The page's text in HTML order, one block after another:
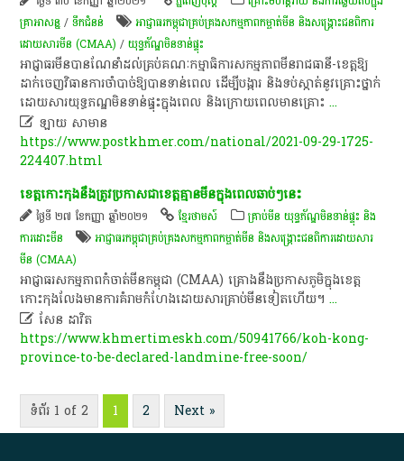
គ្រាអាសន្ន /ទឹកជំនន់
អាជ្ញាធរ​កម្ពុជា​គ្រប់គ្រង​សកម្មភាព​កម្ចាត់​មីន និង​សង្គ្រោះ​ជនពិការ​
ដោយសារ​មីន (CMAA) /យុទ្ធភ័ណ្ឌមិនទាន់ផ្ទុះ
អាជ្ញាធរ​មីន​បាន​ណែនាំ​ដល់​គ្រប់​គណៈ​កម្មាធិការ​សក​ម្ម​ភាព​មីន​រាជធា​នី-ខេត្តឱ្យ​
ដាក់​ចេញ​វិធាន​ការ​ចាំ​បាច់​​ឱ្យបាន​ទាន់​ពេល​ ដើម្បី​បង្ការ ​និង​ទប់​ស្កាត់​នូវ​គ្រោះថ្នាក់​​
ដោយ​សារ​យុទ្ធ​ភណ្ឌ​មិន​ទាន់​ផ្ទុះក្នុង​ពេល និ​ង​ក្រោយ​ពេល​មាន​គ្រោះ...
 ឡាយ សាមាន
https://www.postkhmer.com/national/2021-09-29-1725-
224407.html
​ខេត្តកោះកុង​នឹង​ត្រូវ​ប្រកាស​ជាខេត្ត​គ្មាន​មីន​ក្នុង​ពេល​ឆាប់ៗ​នេះ​
ថ្ងៃទី ២៧ ខែកញ្ញា ឆ្នាំ២០២១ ខ្មែរថាមស៍
គ្រាប់មីន យុទ្ធភ័ណ្ឌមិនទាន់ផ្ទុះ និង
ការដោះមីន
អាជ្ញាធរ​កម្ពុជា​គ្រប់គ្រង​សកម្មភាព​កម្ចាត់​មីន និង​សង្គ្រោះ​ជនពិការ​ដោយសារ​
មីន (CMAA)
​អាជ្ញាធរ​សកម្មភាព​កំចាត់​មីន​កម្ពុជា​ (CMAA)​ គ្រោង​នឹង​ប្រកាស​ភូមិ​ក្នុង​ខេត្ត
កោះកុង​លែង​មានការ​គំរាមកំហែង​ដោយសារ​គ្រាប់​មីន​ទៀត​ហើយ​។​​...
 សែន​ ដា​វិត​
https://www.khmertimeskh.com/50941766/koh-kong-
province-to-be-declared-landmine-free-soon/
ទំព័រ 1 of 2 1 2 Next »